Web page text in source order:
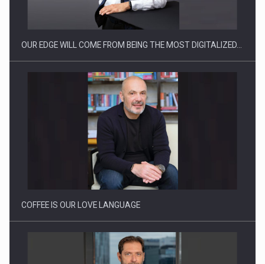
Cum invatam sa spunem nu intr-o cultura care pedepseste…
OUR EDGE WILL COME FROM BEING THE MOST DIGITALIZED…
COFFEE IS OUR LOVE LANGUAGE